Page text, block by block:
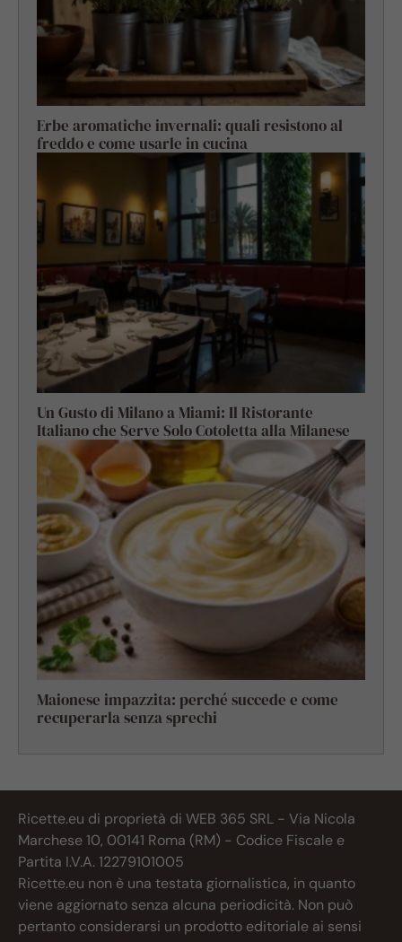
Erbe aromatiche invernali: quali resistono al
freddo e come usarle in cucina
Un Gusto di Milano a Miami: Il Ristorante
Italiano che Serve Solo Cotoletta alla Milanese
Maionese impazzita: perché succede e come
recuperarla senza sprechi
Ricette.eu di proprietà di WEB 365 SRL - Via Nicola
Marchese 10, 00141 Roma (RM) - Codice Fiscale e
Partita I.V.A. 12279101005
Ricette.eu non è una testata giornalistica, in quanto
viene aggiornato senza alcuna periodicità. Non può
pertanto considerarsi un prodotto editoriale ai sensi